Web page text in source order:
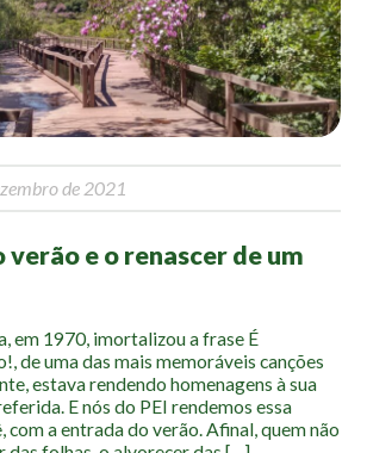
Verde
de 2021
verão e o renascer de um
em 1970, imortalizou a frase É
de uma das mais memoráveis canções
estava rendendo homenagens à sua
E nós do PEI rendemos essa
com a entrada do verão. Afinal, quem não